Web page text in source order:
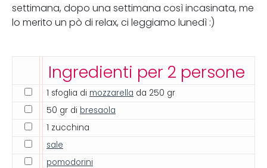
settimana, dopo una settimana così incasinata, me
lo merito un pò di relax, ci leggiamo lunedì :)
Ingredienti per 2 persone
1 sfoglia di mozzarella da 250 gr
50 gr di bresaola
1 zucchina
sale
pomodorini